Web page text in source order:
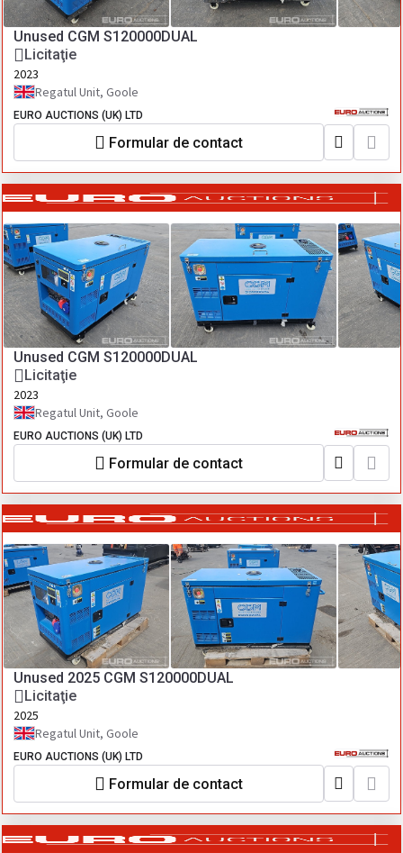
Unused CGM S120000DUAL
Licitaţie
2023
Regatul Unit, Goole
EURO AUCTIONS (UK) LTD
Formular de contact
Unused CGM S120000DUAL
Licitaţie
2023
Regatul Unit, Goole
EURO AUCTIONS (UK) LTD
Formular de contact
Unused 2025 CGM S120000DUAL
Licitaţie
2025
Regatul Unit, Goole
EURO AUCTIONS (UK) LTD
Formular de contact